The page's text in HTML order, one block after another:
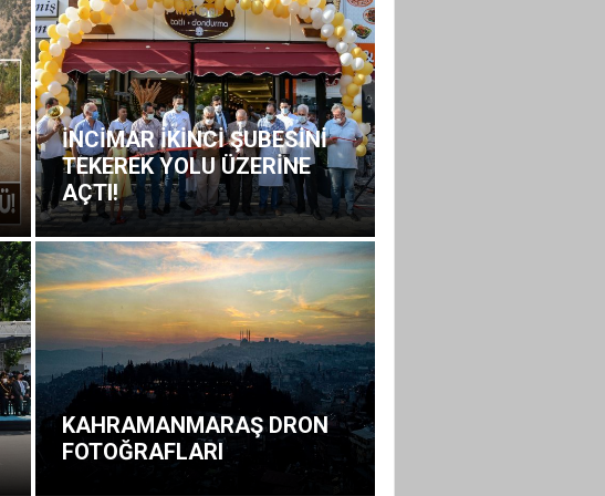
İNCİMAR İKİNCİ ŞUBESİNİ
TEKEREK YOLU ÜZERİNE
AÇTI!
KAHRAMANMARAŞ DRON
FOTOĞRAFLARI